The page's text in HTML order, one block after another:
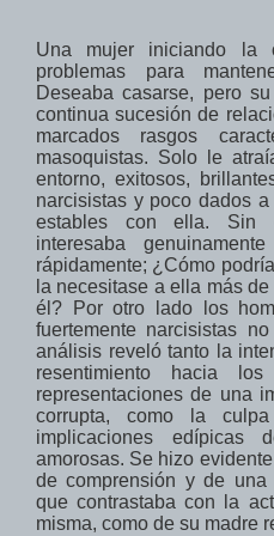
Una mujer iniciando la
problemas para
Deseaba casarse, pero
continua sucesión de
marcados rasgos
masoquistas. Solo le
entorno, exitosos,
narcisistas y poco dados
estables con ella. Sin
interesaba
rápidamente; ¿Cómo
la necesitase a ella más
él? Por otro lado los
fuertemente narcisistas
análisis reveló tanto la
resentimiento hacia
representaciones de una
corrupta, como la
implicaciones
edípicas
amorosas. Se hizo
de comprensión y de una
que contrastaba con la
misma, como de su madre